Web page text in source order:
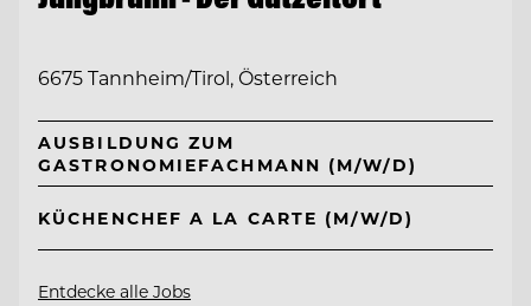
6675 Tannheim/Tirol, Österreich
AUSBILDUNG ZUM
GASTRONOMIEFACHMANN (M/W/D)
KÜCHENCHEF A LA CARTE (M/W/D)
Entdecke alle Jobs